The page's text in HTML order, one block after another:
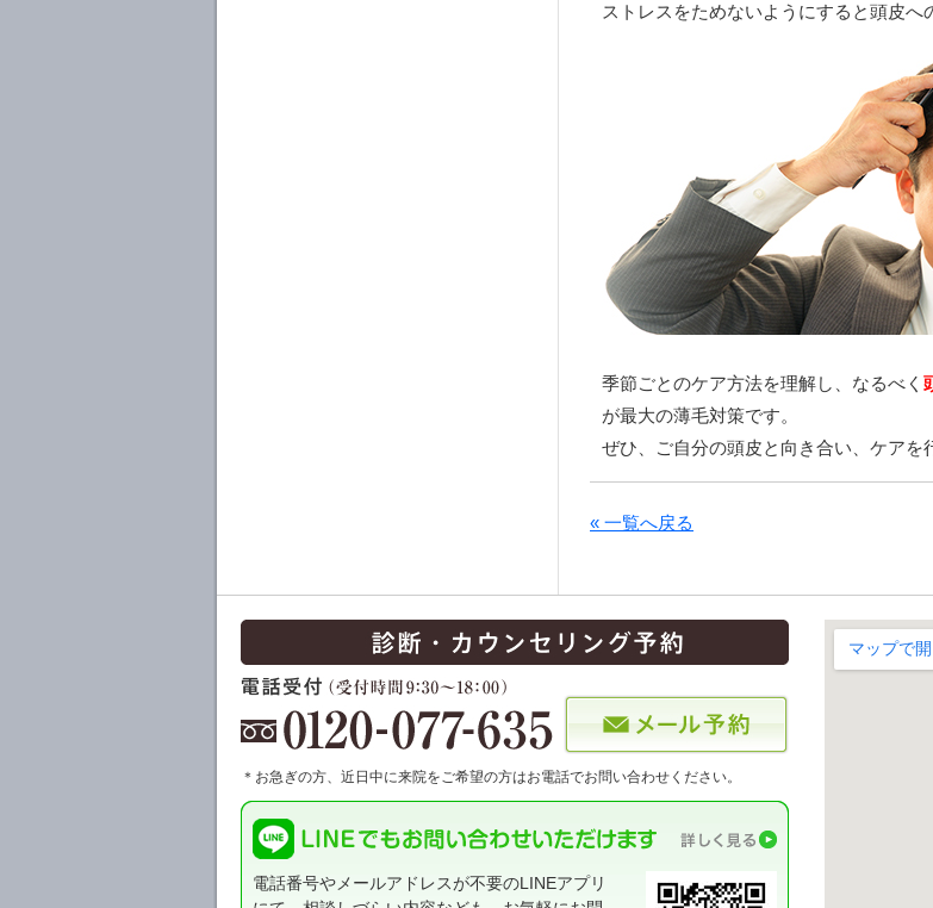
ストレスをためないようにすると頭皮へ
季節ごとのケア方法を理解し、なるべく
が最大の薄毛対策です。
ぜひ、ご自分の頭皮と向き合い、ケアを
« 一覧へ戻る
＊お急ぎの方、近日中に来院をご希望の方はお電話でお問い合わせください。
電話番号やメールアドレスが不要のLINEアプリ